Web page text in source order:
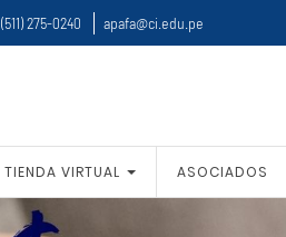
(511) 275-0240 apafa@ci.edu.pe
TIENDA VIRTUAL ASOCIADOS